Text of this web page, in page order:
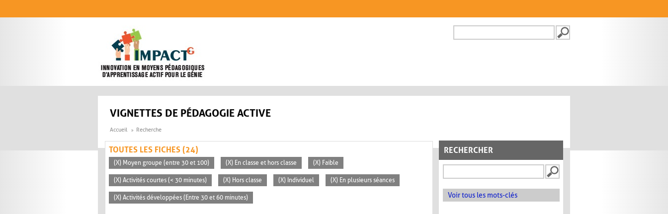
FORMULAIRE DE
VIGNETTES DE PÉDAGOGIE ACTIVE
Accueil Recherche
RECHERCHER
Voir tous les mots-clés
TOUTES LES FICHES (24)
(X) Moyen groupe (entre 30 et 100) (X) En classe et hors classe (X) Faible
(X) Activités courtes (< 30 minutes) (X) Hors classe (X) Individuel (X) En plusieurs séances
(X) Activités développées (Entre 30 et 60 minutes)